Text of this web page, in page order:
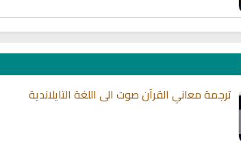
ترجمة معاني القرآن صوت الى اللغة التايلاندية